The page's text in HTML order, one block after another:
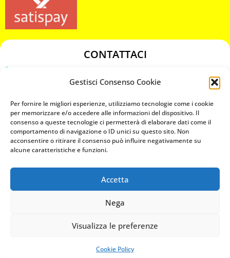
Gestisci Consenso Cookie
Per fornire le migliori esperienze, utilizziamo tecnologie come i cookie
per memorizzare e/o accedere alle informazioni del dispositivo. Il
consenso a queste tecnologie ci permetterà di elaborare dati come il
comportamento di navigazione o ID unici su questo sito. Non
acconsentire o ritirare il consenso può influire negativamente su
alcune caratteristiche e funzioni.
Accetta
Nega
Visualizza le preferenze
Cookie Policy
CONTATTACI
chiavicodificate@gmail.com
Privacy Policy
Cookie Policy
MAPS
CHIAMA ORA
PREVENTIVO IMMEDIATO